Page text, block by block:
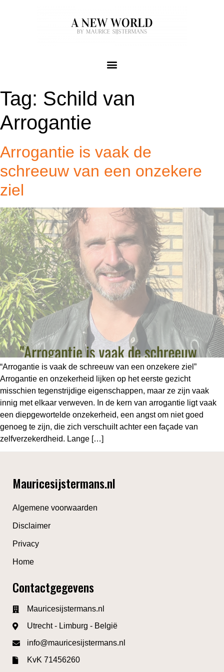
Tag: Schild van
Arrogantie
Arrogantie is vaak de
schreeuw van een onzekere
ziel
“Arrogantie is vaak de schreeuw van een onzekere ziel”
Arrogantie en onzekerheid lijken op het eerste gezicht
misschien tegenstrijdige eigenschappen, maar ze zijn vaak
innig met elkaar verweven. In de kern van arrogantie ligt vaak
een diepgewortelde onzekerheid, een angst om niet goed
genoeg te zijn, die zich verschuilt achter een façade van
zelfverzekerdheid. Lange […]
Mauricesijstermans.nl
Algemene voorwaarden
Disclaimer
Privacy
Home
Contactgegevens
Mauricesijstermans.nl
Utrecht - Limburg - België
info@mauricesijstermans.nl
KvK 71456260